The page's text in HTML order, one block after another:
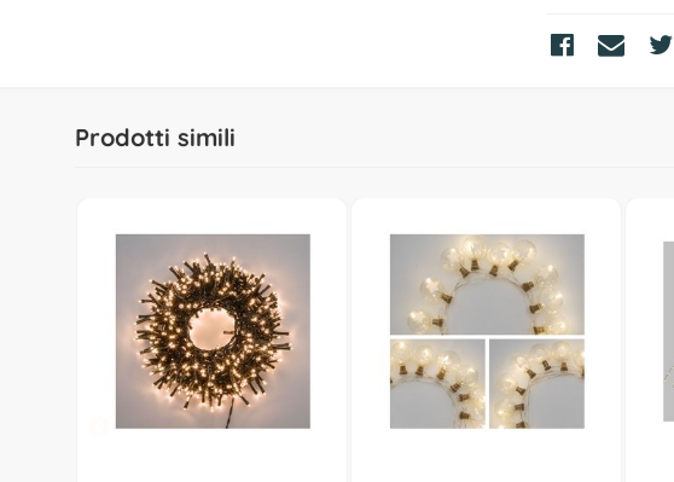
Prodotti simili